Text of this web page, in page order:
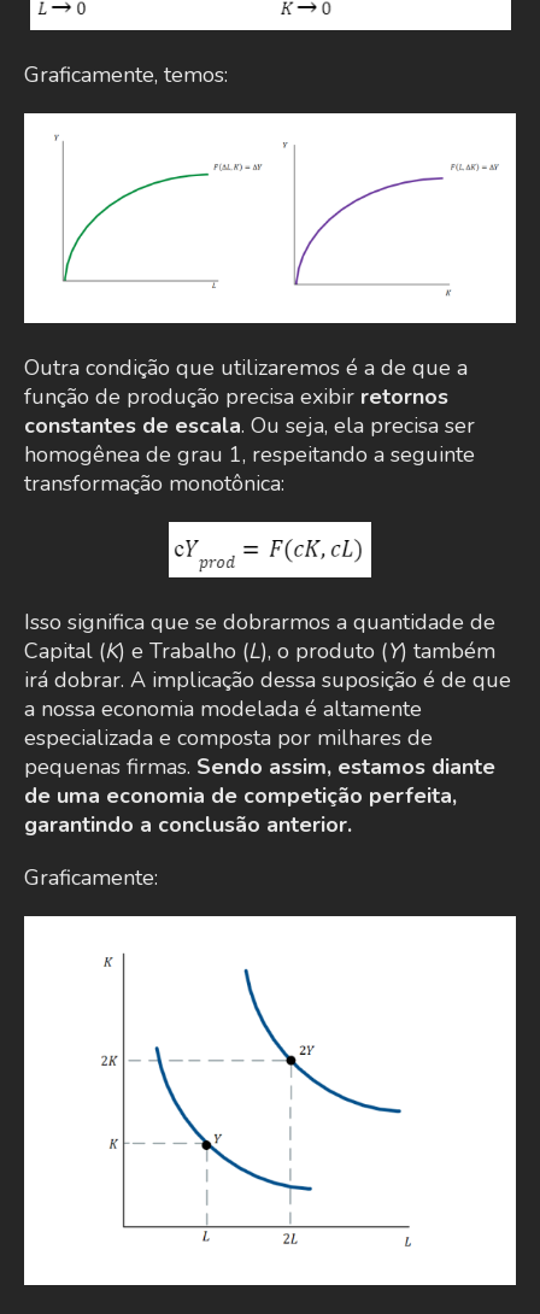
Graficamente, temos:
Outra condição que utilizaremos é a de que a
função de produção precisa exibir retornos
constantes de escala. Ou seja, ela precisa ser
homogênea de grau 1, respeitando a seguinte
transformação monotônica:
Isso significa que se dobrarmos a quantidade de
Capital (K) e Trabalho (L), o produto (Y) também
irá dobrar. A implicação dessa suposição é de que
a nossa economia modelada é altamente
especializada e composta por milhares de
pequenas firmas. Sendo assim, estamos diante
de uma economia de competição perfeita,
garantindo a conclusão anterior.
Graficamente: